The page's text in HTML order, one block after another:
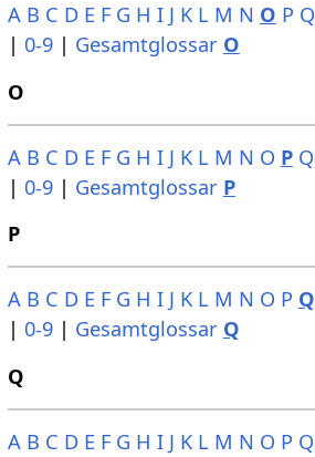
A B C D E F G H I J K L M N O P Q
| 0-9| Gesamtglossar O
O
A B C D E F G H I J K L M N O P Q
| 0-9| Gesamtglossar P
P
A B C D E F G H I J K L M N O P Q
| 0-9| Gesamtglossar Q
Q
A B C D E F G H I J K L M N O P Q